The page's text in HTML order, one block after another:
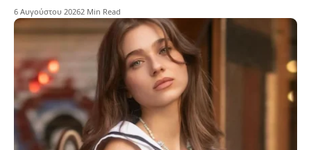
6 Αυγούστου 20262 Min Read